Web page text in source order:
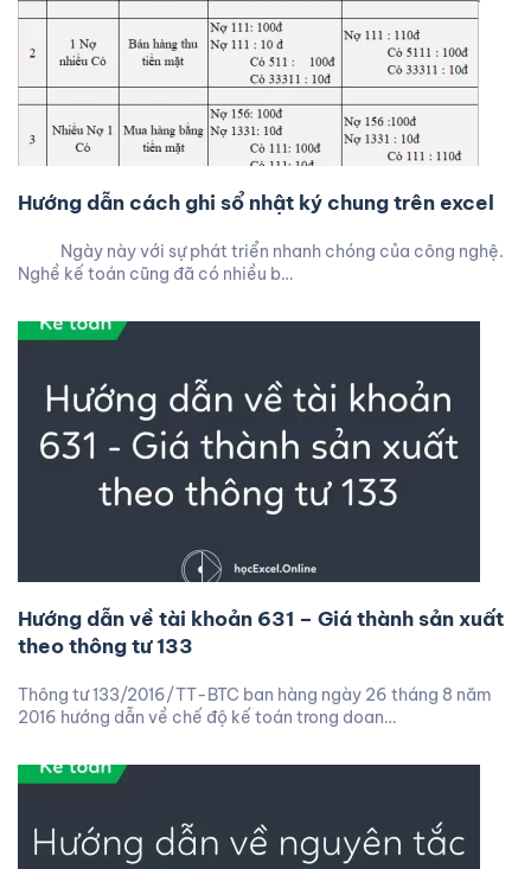
Hướng dẫn cách ghi sổ nhật ký chung trên excel
Ngày này với sự phát triển nhanh chóng của công nghệ.
Nghề kế toán cũng đã có nhiều b…
Hướng dẫn về tài khoản 631 – Giá thành sản xuất
theo thông tư 133
Thông tư 133/2016/TT-BTC ban hàng ngày 26 tháng 8 năm
2016 hướng dẫn về chế độ kế toán trong doan…